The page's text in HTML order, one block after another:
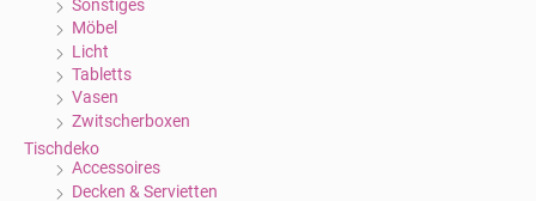
Sonstiges
Möbel
Licht
Tabletts
Vasen
Zwitscherboxen
Tischdeko
Accessoires
Decken & Servietten